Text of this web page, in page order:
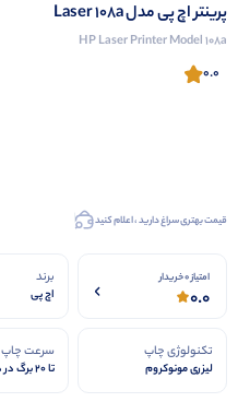
پرینتر اچ پی مدل Laser 108a
HP Laser Printer Model 108a
0.0
قیمت بهتری سراغ دارید ، اعلام کنید
امتیاز 0 خریدار
0.0
برند
اچ پی
تکنولوژی چاپ
لیزری مونوکروم
سرعت چاپ
تا ۲۰ برگ در دقیقه (A4)